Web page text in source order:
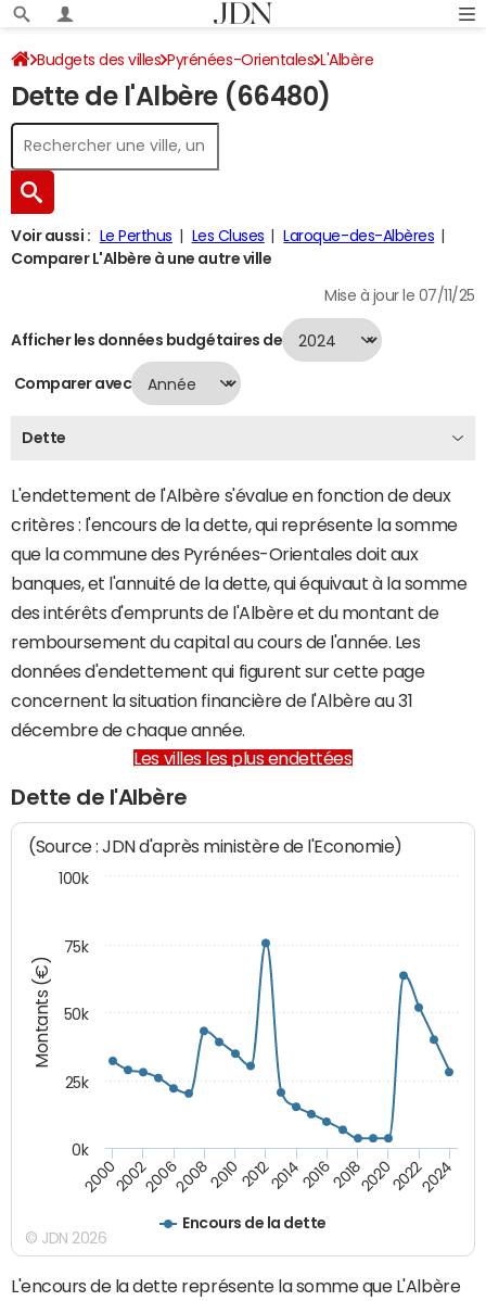
Budgets des villes Pyrénées-Orientales L'Albère
Dette au 31/12/2024
Dette de l'Albère (66480)
Voir aussi : Le Perthus Les Cluses
Laroque-des-Albères
Comparer L'Albère à une autre ville
Mise à jour le 07/11/25
Afficher les données budgétaires de
Comparer avec
Dette
L'endettement de l'Albère s'évalue en fonction de deux
critères : l'encours de la dette, qui représente la somme
que la commune des Pyrénées-Orientales doit aux
banques, et l'annuité de la dette, qui équivaut à la somme
des intérêts d'emprunts de l'Albère et du montant de
remboursement du capital au cours de l'année. Les
données d'endettement qui figurent sur cette page
concernent la situation financière de l'Albère au 31
décembre de chaque année.
Les villes les plus endettées
Dette de l'Albère
Montants (€)
(Source : JDN d'après ministère de l'Economie)
Encours de la dette
200020022006200820102012201420162018202020222024
0k
25k
50k
75k
100k
© JDN 2026
L'encours de la dette représente la somme que L'Albère